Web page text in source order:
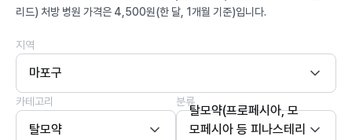
리드) 처방 병원 가격은 4,500원(한 달, 1개월 기준)입니다.
지역
마포구
카테고리
탈모약
분류
탈모약(프로페시아, 모
모페시아 등 피나스테리